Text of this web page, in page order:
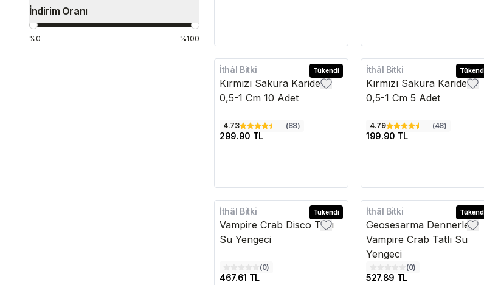
İndirim Oranı
%0 %100
Tükendi
İthâl Bitki
Kırmızı Sakura Karides
0,5-1 Cm 10 Adet
4.73 (88)
299.90 TL
İthâl Bitki
Kırmızı Sakura Karides
0,5-1 Cm 5 Adet
4.79 (48)
199.90 TL
Tükendi
İthâl Bitki
Vampire Crab Disco Tatlı
Su Yengeci
(0)
467.61 TL
İthâl Bitki
Geosesarma Dennerle
Vampire Crab Tatlı Su
Yengeci
(0)
527.89 TL